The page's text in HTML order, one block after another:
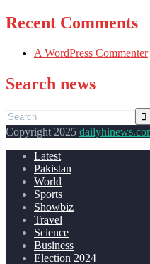
Recent Comments
A WordPress Commenter
Search news
Copyright 2025
Latest
Pakistan
World
Sports
Showbiz
Travel
Science
Business
Election 2024